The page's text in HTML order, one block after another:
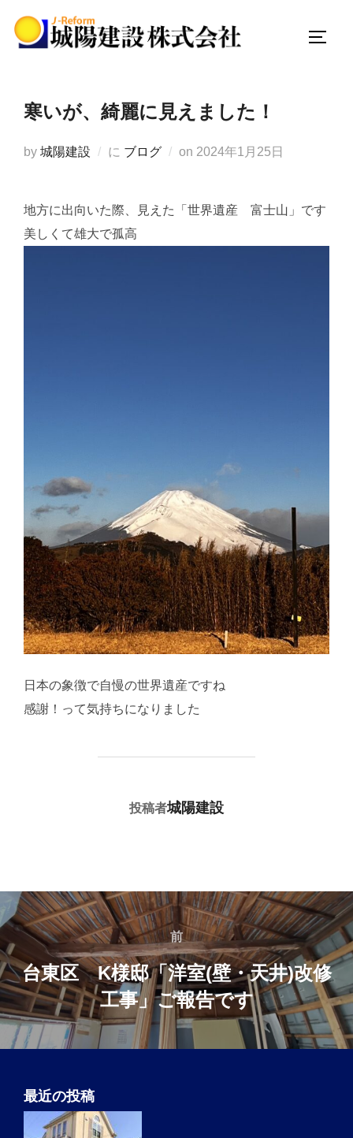
寒いが、綺麗に見えました！
by 城陽建設 に ブログ on 投
2024年1月25日
地方に出向いた際、見えた「世界遺産 富士山」です
美しくて雄大で孤高
日本の象徴で自慢の世界遺産ですね
感謝！って気持ちになりました
投稿者
投稿者城陽建設
投
稿
ナ
ビ
ゲ
ー
前
前
台東区 K様邸「洋室(壁・天井)改修
工事」ご報告です
最近の投稿